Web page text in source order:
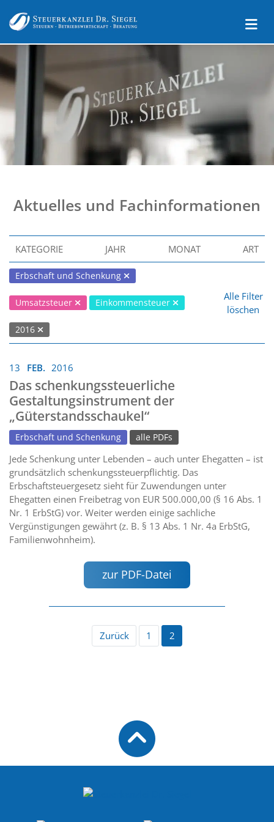
Aktuelles und Fachinformationen
KATEGORIE JAHR MONAT ART
Erbschaft und Schenkung
Umsatzsteuer Einkommensteuer
2016
Alle Filter
löschen
13 FEB. 2016
Das schenkungssteuerliche
Gestaltungsinstrument der
„Güterstandsschaukel“
Erbschaft und Schenkung alle PDFs
Jede Schenkung unter Lebenden – auch unter Ehegatten – ist
grundsätzlich schenkungssteuerpflichtig. Das
Erbschaftsteuergesetz sieht für Zuwendungen unter
Ehegatten einen Freibetrag von EUR 500.000,00 (§ 16 Abs. 1
Nr. 1 ErbStG) vor. Weiter werden einige sachliche
Vergünstigungen gewährt (z. B. § 13 Abs. 1 Nr. 4a ErbStG,
Familienwohnheim).
zur PDF-Datei
Zurück 1 2